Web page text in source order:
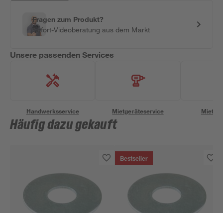
Fragen zum Produkt?
Sofort-Videoberatung aus dem Markt
Unsere passenden Services
Handwerksservice Mietgeräteservice
Häufig dazu gekauft
Bestseller